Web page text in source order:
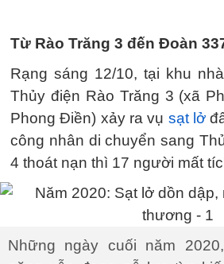
Từ Rào Trăng 3 đến Đoàn
Rạng sáng 12/10, tại khu
Thủy điện Rào Trăng 3 (xã
Phong Điền) xảy ra vụ sạt lở
công nhân di chuyển sang
4 thoát nạn thì 17 người mất
Những ngày cuối năm